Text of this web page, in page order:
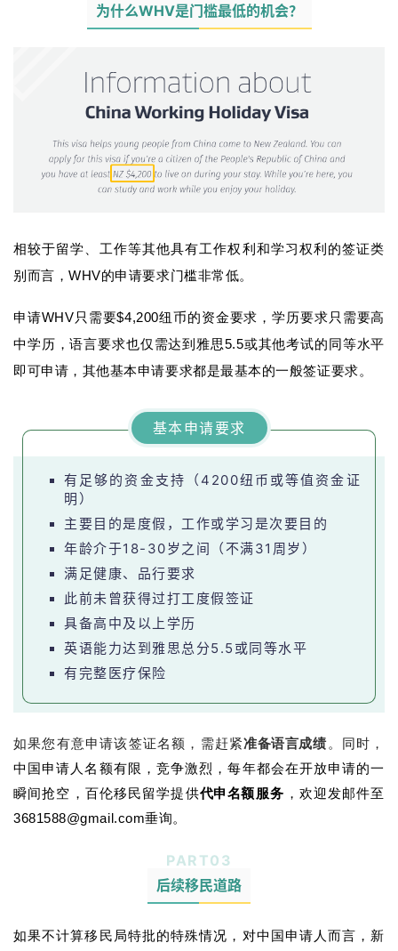
为什么WHV是门槛最低的机会？
相较于留学、工作等其他具有工作权利和学习权利的签证类
别而言，WHV的申请要求门槛非常低。
申请WHV只需要$4,200纽币的资金要求，学历要求只需要高
中学历，语言要求也仅需达到雅思5.5或其他考试的同等水平
即可申请，其他基本申请要求都是最基本的一般签证要求。
基本申请要求
有足够的资金支持（4200纽币或等值资金证
明）
主要目的是度假，工作或学习是次要目的
年龄介于18-30岁之间（不满31周岁）
满足健康、品行要求
此前未曾获得过打工度假签证
具备高中及以上学历
英语能力达到雅思总分5.5或同等水平
有完整医疗保险
如果您有意申请该签证名额，需赶紧准备语言成绩。同时，
中国申请人名额有限，竞争激烈，每年都会在开放申请的一
瞬间抢空，百伦移民留学提供代申名额服务 ，欢迎发邮件至
3681588@gmail.com垂询。
PART0 3
后续移民道路
如果不计算移民局特批的特殊情况， 对中国申请人而言，新